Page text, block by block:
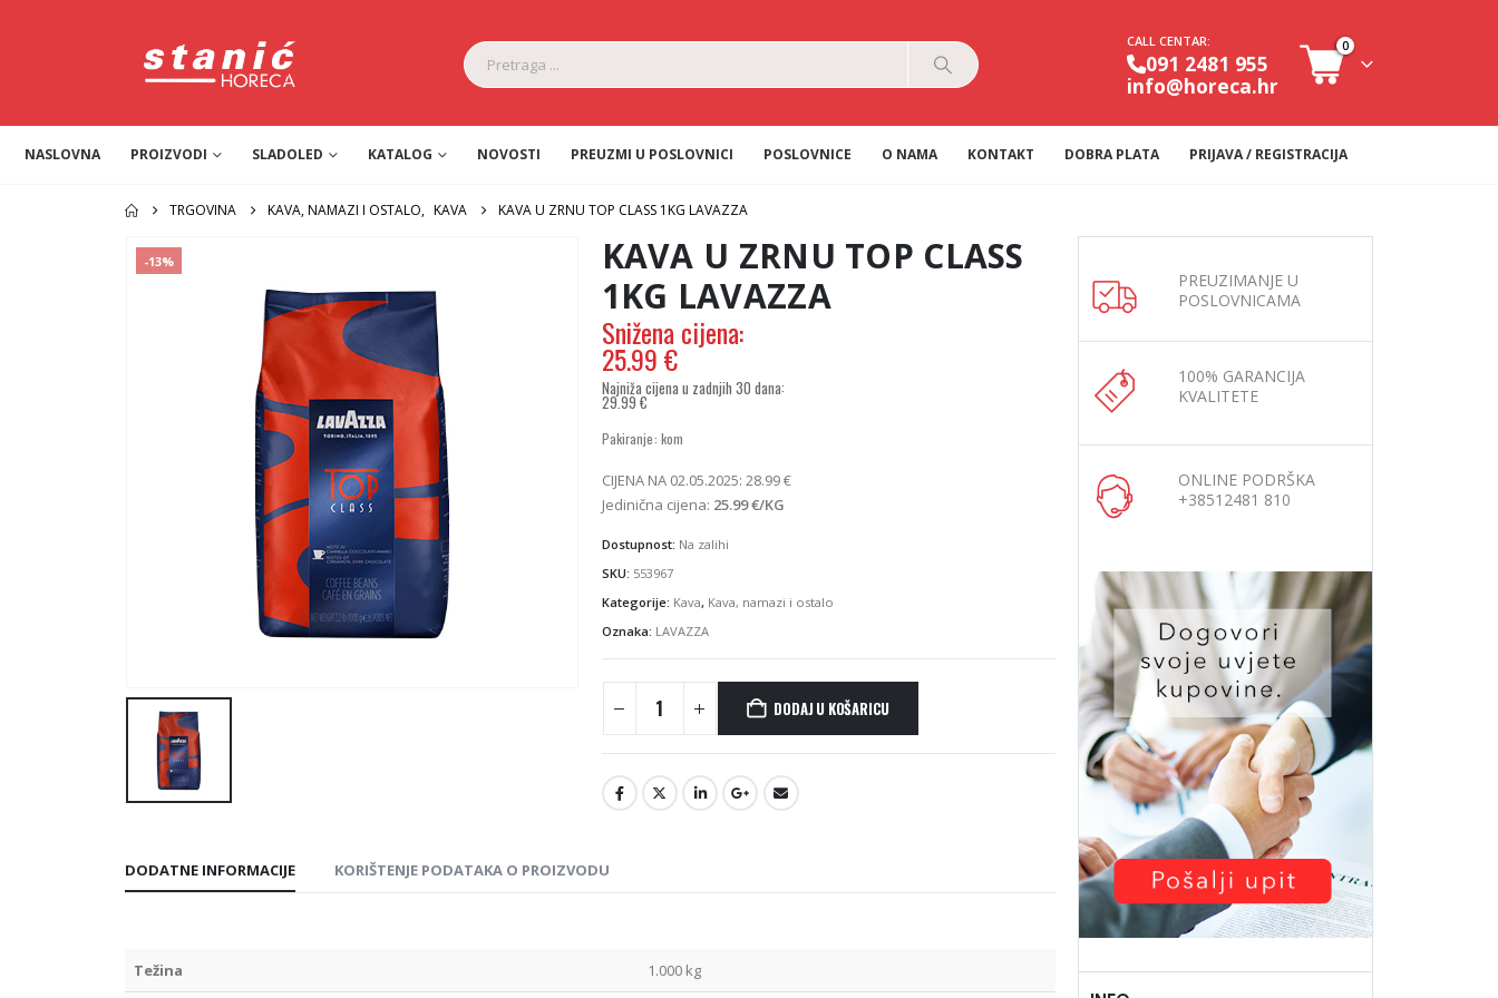
CALL CENTAR:
091 2481 955
info@horeca.hr
0
NASLOVNA PROIZVODI SLADOLED KATALOG NOVOSTI PREUZMI U POSLOVNICI POSLOVNICE O NAMA KONTAKT DOBRA PLATA PRIJAVA / REGISTRACIJA
TRGOVINA KAVA, NAMAZI I OSTALO, KAVA KAVA U ZRNU TOP CLASS 1KG LAVAZZA
-13%
KAVA U ZRNU TOP CLASS
1KG LAVAZZA
29.99 €
Izvorna
cijena
bila
je:
29.99 €.
25.99€
Trenutna
cijena
je:
25.99 €.
Pakiranje: kom
CIJENA NA 02.05.2025: 28.99€
Jedinična cijena: 25.99€/KG
Dostupnost: Na zalihi
SKU: 553967
Kategorije: Kava, Kava, namazi i ostalo
Oznaka: LAVAZZA
DODAJ U KOŠARICU
DODATNE INFORMACIJE KORIŠTENJE PODATAKA O PROIZVODU
Težina 1.000 kg
PREUZIMANJE U
POSLOVNICAMA
100% GARANCIJA
KVALITETE
ONLINE PODRŠKA
+38512481 810